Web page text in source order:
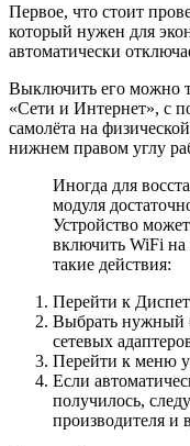
Первое, что стоит
который нужен для
автоматически
Выключить его можно
«Сети и Интернет», с
самолёта на
нижнем правом углу
Иногда для
модуля
Устройство
включить WiFi на
такие действия:
Перейти к
Выбрать нужный
сетевых
Перейти к меню
Если
получилось,
производителя и